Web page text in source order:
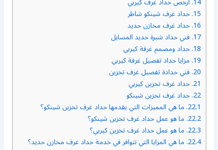
15. حداد غرف شينكو شاطر
16. حداد غرف مخازن حديد
17. فني حداد شبرة حديد المسايل
18. حداد ومصمم غرفة كيربي
19. مزايا حداد تفصيل غرفة كيربي
20. فني حدادة تفصيل غرف تخزين
21. حداد غرف تخزين كيربي
22. حداد غرف تخزين شينكو
22.1. ما هي المميزات التي يقدمها حداد غرف تخزين شينكو؟
22.2. ما هو عمل حداد غرف تخزين شينكو؟
22.3. ما هو عمل حداد غرف تخزين كيربي؟
22.4. ما هي المزايا التي تتوافر في خدمة حداد غرف مخازن حديد؟